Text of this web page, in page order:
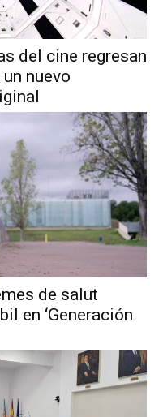
del cine regresan
nuevo
de salut
en ‘Generación